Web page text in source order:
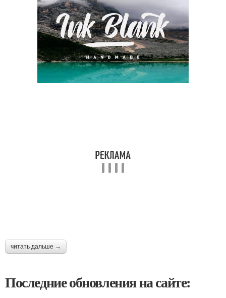
читать дальше →
Последние обновления на сайте: